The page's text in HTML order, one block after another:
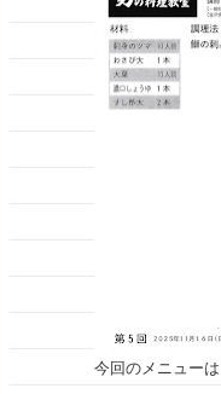
今回のメニュー